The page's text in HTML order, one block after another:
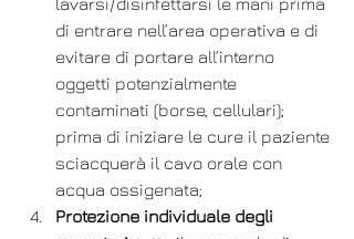
di entrare nell’area operativa e di
evitare di portare all’interno
oggetti potenzialmente
contaminati (borse, cellulari);
prima di iniziare le cure il paziente
sciacquerà il cavo orale con
acqua ossigenata;
Protezione individuale degli